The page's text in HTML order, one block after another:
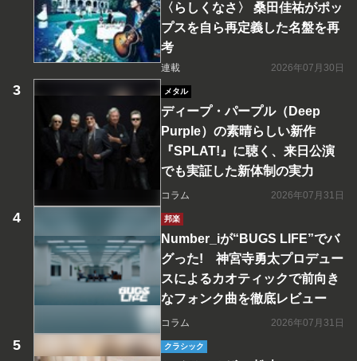
〈らしくなさ〉 桑田佳祐がポッ
プスを自ら再定義した名盤を再
考
連載 2026年07月30日
メタル
ディープ・パープル（Deep
Purple）の素晴らしい新作
『SPLAT!』に聴く、来日公演
でも実証した新体制の実力
コラム 2026年07月31日
邦楽
Number_iが“BUGS LIFE”でバ
グった! 神宮寺勇太プロデュー
スによるカオティックで前向き
なフォンク曲を徹底レビュー
コラム 2026年07月31日
クラシック